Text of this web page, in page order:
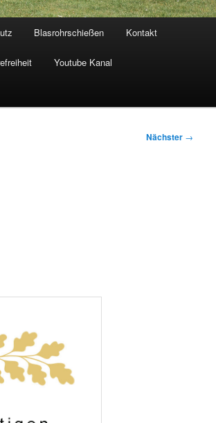
Blasrohrschießen Kontakt
Youtube Kanal
Nächster →